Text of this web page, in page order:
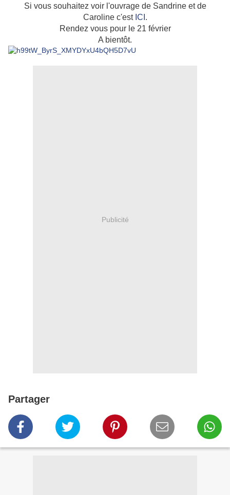
Si vous souhaitez voir l'ouvrage de Sandrine et de
Caroline c'est ICI .
Rendez vous pour le 21 février
A bientôt.
Publicité
Partager